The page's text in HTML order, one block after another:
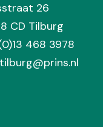
26
CD Tilburg
468 3978